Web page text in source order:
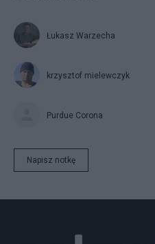
Łukasz Warzecha
krzysztof mielewczyk
Purdue Corona
Napisz notkę